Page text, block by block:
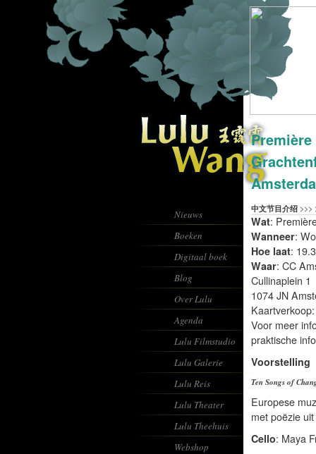
Nieuws
Boeken
Digitaal boek
Blog
Over Lulu
Agenda
Lulu Filmstudio
Lulu Galerie
Lulu Reis
Lulu Theater
Lulu Theehuis
Webshop
Première
中文节目介绍 >>>
Wat:
Wanneer:
Hoe laat:
Waar: CC
Cullinaplein 1
1074 JN
Voor meer
praktische
Voorstelling
Ten Songs of
Europese
met poëzie
Cello: Maya